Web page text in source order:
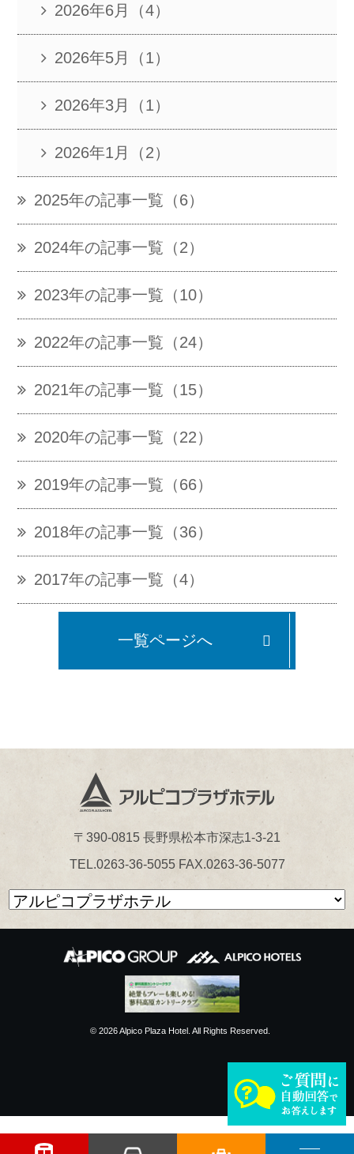
2026年6月（4）
2026年5月（1）
2026年3月（1）
2026年1月（2）
2025年の記事一覧（6）
2024年の記事一覧（2）
2023年の記事一覧（10）
2022年の記事一覧（24）
2021年の記事一覧（15）
2020年の記事一覧（22）
2019年の記事一覧（66）
2018年の記事一覧（36）
2017年の記事一覧（4）
一覧ページへ
〒390-0815 長野県松本市深志1-3-21
TEL.0263-36-5055 FAX.0263-36-5077
© 2026 Alpico Plaza Hotel. All Rights Reserved.